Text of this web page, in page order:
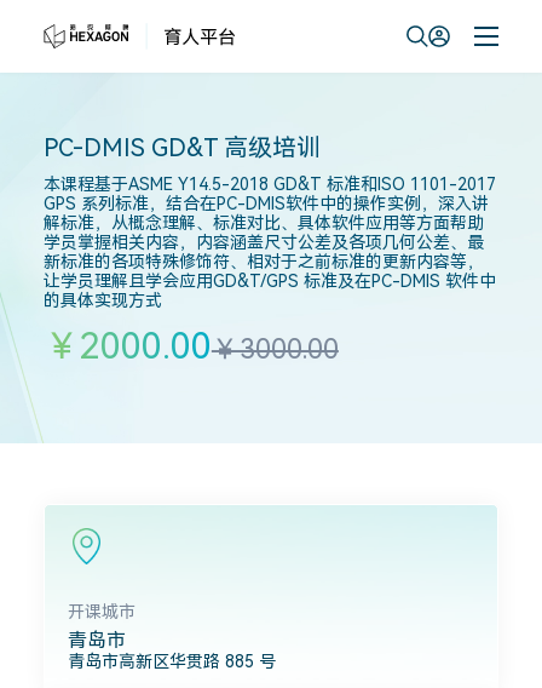
PC-DMIS GD&T 高级培训
本课程基于ASME Y14.5-2018 GD&T 标准和ISO 1101-2017
GPS 系列标准，结合在PC-DMIS软件中的操作实例，深入讲
解标准，从概念理解、标准对比、具体软件应用等方面帮助
学员掌握相关内容，内容涵盖尺寸公差及各项几何公差、最
新标准的各项特殊修饰符、相对于之前标准的更新内容等，
让学员理解且学会应用GD&T/GPS 标准及在PC-DMIS 软件中
的具体实现方式
￥2000.00￥3000.00
开课城市
青岛市
青岛市高新区华贯路 885 号